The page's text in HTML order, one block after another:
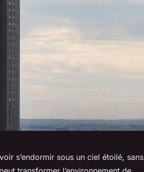
s’endormir sous un ciel étoilé, sans